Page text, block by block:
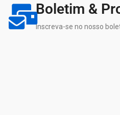
Boletim &
Inscreva-se no nosso